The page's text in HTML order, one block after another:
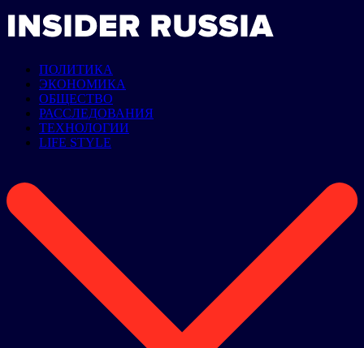
ПОЛИТИКА
ЭКОНОМИКА
ОБЩЕСТВО
РАССЛЕДОВАНИЯ
ТЕХНОЛОГИИ
LIFE STYLE